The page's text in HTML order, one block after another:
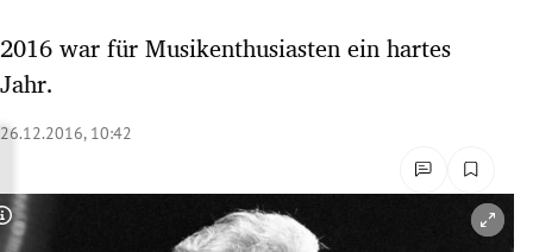
Untermenü
2016 war für Musikenthusiasten ein hartes
Jahr.
26.12.2016, 10:42
Copyright-Hinweis öffnen/schließen